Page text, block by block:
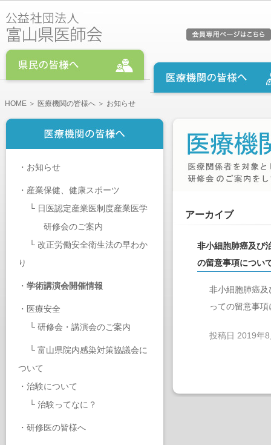
HOME ＞ 医療機関の皆様へ ＞ お知らせ
・ お知らせ
・ 産業保健、健康スポーツ
└ 日医認定産業医制度産業医学
研修会のご案内
└ 改正労働安全衛生法の早わか
り
・ 学術講演会開催情報
・ 医療安全
└ 研修会・講演会のご案内
└ 富山県院内感染対策協議会に
ついて
・ 治験について
└ 治験ってなに？
・ 研修医の皆様へ
アーカイブ
非小細胞肺癌及び
の留意事項につい
非小細胞肺癌
っての留意事
投稿日 2019年